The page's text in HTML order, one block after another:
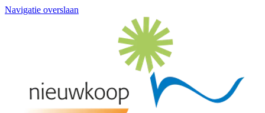
Navigatie overslaan